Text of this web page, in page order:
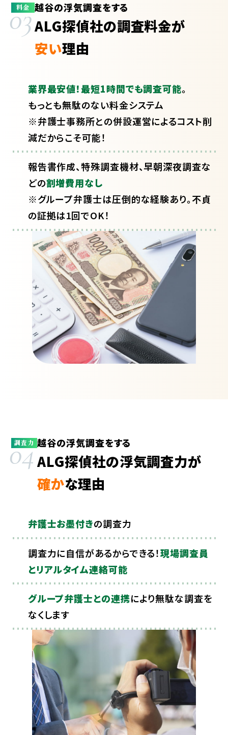
料金
03越谷の浮気調査をする
ALG探偵社の調査料金が
安い理由
業界最安値！最短1時間でも調査可能。
もっとも無駄のない料金システム
※弁護士事務所との併設運営によるコスト削
減だからこそ可能！
報告書作成、特殊調査機材、早朝深夜調査な
どの割増費用なし
※グループ弁護士は圧倒的な経験あり。不貞
の証拠は1回でOK！
調査力
04越谷の浮気調査をする
ALG探偵社の浮気調査力が
確かな理由
弁護士お墨付きの調査力
調査力に自信があるからできる！現場調査員
とリアルタイム連絡可能
グループ弁護士との連携により無駄な調査を
なくします